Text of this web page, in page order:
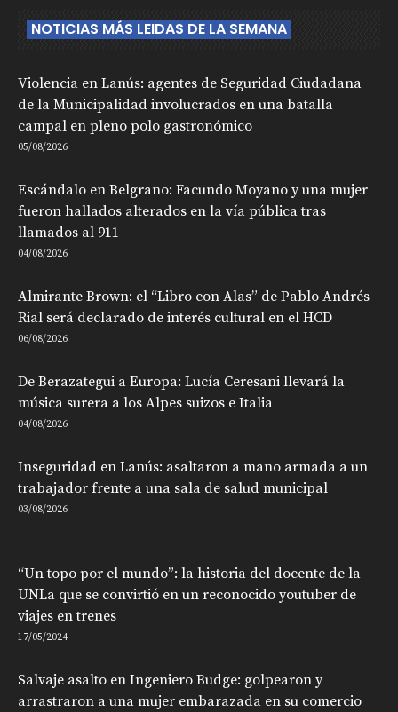
NOTICIAS MÁS LEIDAS DE LA SEMANA
Violencia en Lanús: agentes de Seguridad Ciudadana
de la Municipalidad involucrados en una batalla
campal en pleno polo gastronómico
05/08/2026
Escándalo en Belgrano: Facundo Moyano y una mujer
fueron hallados alterados en la vía pública tras
llamados al 911
04/08/2026
Almirante Brown: el “Libro con Alas” de Pablo Andrés
Rial será declarado de interés cultural en el HCD
06/08/2026
De Berazategui a Europa: Lucía Ceresani llevará la
música surera a los Alpes suizos e Italia
04/08/2026
Inseguridad en Lanús: asaltaron a mano armada a un
trabajador frente a una sala de salud municipal
03/08/2026
“Un topo por el mundo”: la historia del docente de la
UNLa que se convirtió en un reconocido youtuber de
viajes en trenes
17/05/2024
Salvaje asalto en Ingeniero Budge: golpearon y
arrastraron a una mujer embarazada en su comercio